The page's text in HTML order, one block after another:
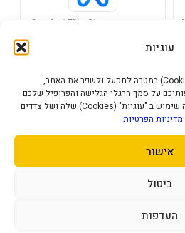
עוגיות
האתר עושה שימוש ב "עוגיות" (Cookies) במטרה לתפעל ולשפר את האתר,
על סמך הרגלי הגלישה והפרופיל שלכם
ולמטרות אנלטיות. חברת באג עושה שימוש ב "עוגיות" (Cookies) שלה ושל צדדים
מדיניות הפרטיות
אישור
ביטול
העדפות
רצועת ראש Comfort Elite Strap
הוסף לסל